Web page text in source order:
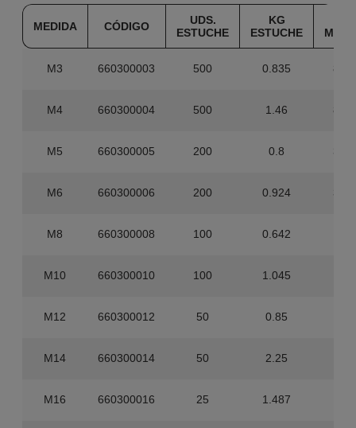
MEDIDA CÓDIGO
UDS.
ESTUCHE
KG
ESTUCHE
M3 660300003 500 0.835
M4 660300004 500 1.46
M5 660300005 200 0.8
M6 660300006 200 0.924
M8 660300008 100 0.642
M10 660300010 100 1.045
M12 660300012 50 0.85
M14 660300014 50 2.25
M16 660300016 25 1.487